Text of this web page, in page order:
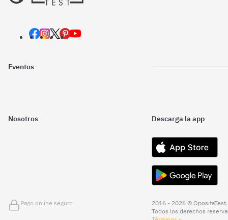
Eventos
Nosotros Descarga la app
Pago online seguro
2016 - 2026 © OpositaTest.
Todos los derechos